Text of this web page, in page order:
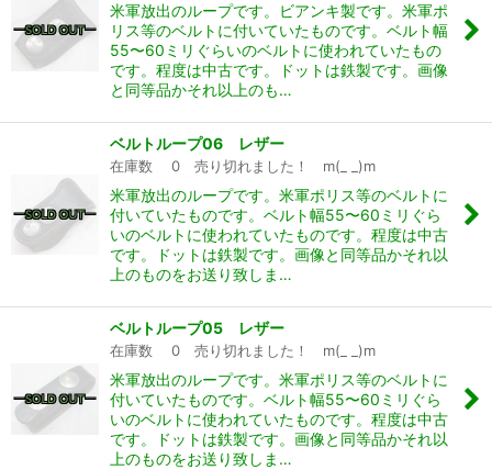
米軍放出のループです。ビアンキ製です。米軍ポ
リス等のベルトに付いていたものです。ベルト幅
55〜60ミリぐらいのベルトに使われていたもの
です。程度は中古です。ドットは鉄製です。画像
と同等品かそれ以上のも…
ベルトループ06 レザー
在庫数 0 売り切れました！ m(_ _)m
米軍放出のループです。米軍ポリス等のベルトに
付いていたものです。ベルト幅55〜60ミリぐら
いのベルトに使われていたものです。程度は中古
です。ドットは鉄製です。画像と同等品かそれ以
上のものをお送り致しま…
ベルトループ05 レザー
在庫数 0 売り切れました！ m(_ _)m
米軍放出のループです。米軍ポリス等のベルトに
付いていたものです。ベルト幅55〜60ミリぐら
いのベルトに使われていたものです。程度は中古
です。ドットは鉄製です。画像と同等品かそれ以
上のものをお送り致しま…